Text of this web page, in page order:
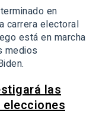
en
carrera electoral
está en marcha
medios
las